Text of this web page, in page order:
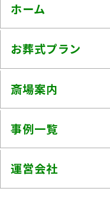
ホーム
お葬式プラン
斎場案内
事例一覧
運営会社